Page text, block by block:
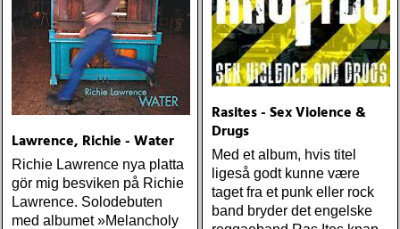
Lawrence, Richie - Water
Richie Lawrence nya platta
gör mig besviken på Richie
Lawrence. Solodebuten
med albumet »Melancholy
Rasites - Sex Violence &
Drugs
Med et album, hvis titel
ligeså godt kunne være
taget fra et punk eller rock
band bryder det engelske